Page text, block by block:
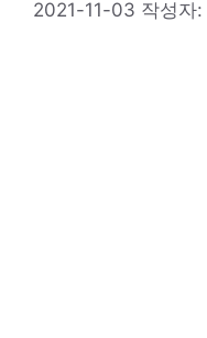
2021-11-03 작성자: